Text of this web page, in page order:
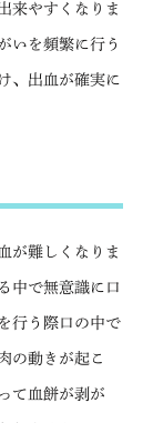
来やすくなりま
いを頻繁に行う
、出血が確実に
が難しくなりま
中で無意識に口
行う際口の中で
の動きが起こ
て血餅が剥が